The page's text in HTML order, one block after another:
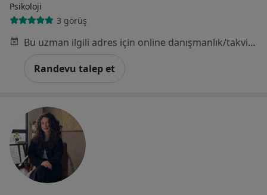
Psikoloji
3 görüş
Bu uzman ilgili adres için online danışmanlık/takvim sunmuyor.
Randevu talep et